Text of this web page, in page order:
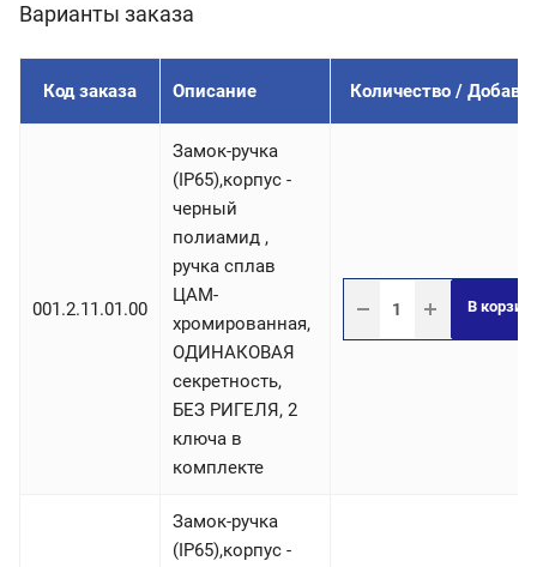
Варианты заказа
Код заказа Описание Количество /
001.2.11.01.00
Замок-ручка
(IP65),корпус -
черный
полиамид ,
ручка сплав
ЦАМ-
хромированная,
ОДИНАКОВАЯ
секретность,
БЕЗ РИГЕЛЯ, 2
ключа в
комплекте
В
Замок-ручка
(IP65),корпус -